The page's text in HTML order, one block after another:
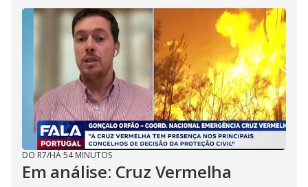
DO R7/HÁ 54 MINUTOS
Em análise: Cruz Vermelha